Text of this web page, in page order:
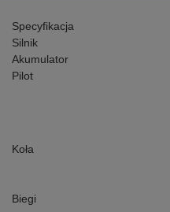
Specyfikacja
Silnik
Akumulator
Pilot
Koła
Biegi